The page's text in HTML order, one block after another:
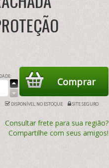
DISPONÍVEL NO ESTOQUE SITE SEGURO
Consultar frete para sua região?
Compartilhe com seus amigos!